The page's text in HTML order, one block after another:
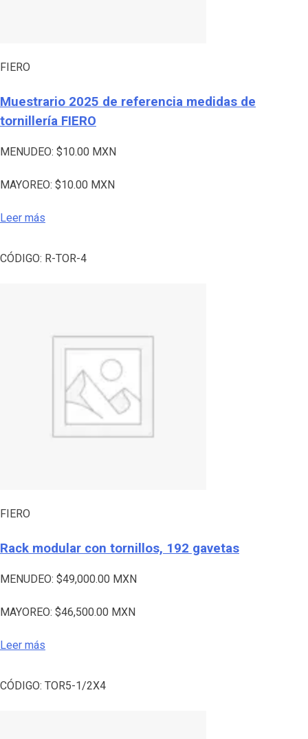
FIERO
Muestrario 2025 de referencia medidas de
tornillería FIERO
MENUDEO: $10.00 MXN
MAYOREO: $10.00 MXN
Leer más
CÓDIGO: R-TOR-4
FIERO
Rack modular con tornillos, 192 gavetas
MENUDEO: $49,000.00 MXN
MAYOREO: $46,500.00 MXN
Leer más
CÓDIGO: TOR5-1/2X4